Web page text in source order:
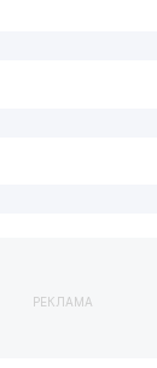
РЕКЛАМА